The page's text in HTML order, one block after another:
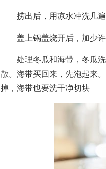
捞出后，用凉水冲洗几遍
盖上锅盖烧开后，加少许
处理冬瓜和海带，冬瓜洗
散。海带买回来，先泡起来
掉，海带也要洗干净切块